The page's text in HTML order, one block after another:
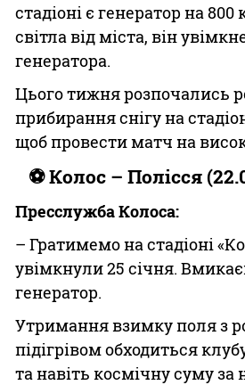
стадіоні є генератор на
світла від міста, він
генератора.
Цього тижня розпочались
прибирання снігу на
щоб провести матч на
⚽ Колос – Полісся
Пресслужба Колоса:
– Гратимемо на стадіоні
увімкнули 25 січня.
генератор.
Утримання взимку поля з
підігрівом обходиться
та навіть космічну суму